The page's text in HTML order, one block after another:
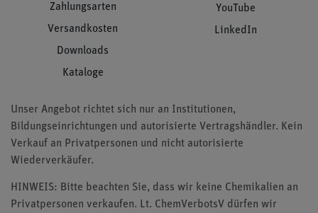
Zahlungsarten
Versandkosten
Downloads
Kataloge
YouTube
LinkedIn
Unser Angebot richtet sich nur an Institutionen,
Bildungseinrichtungen und autorisierte Vertragshändler. Kein
Verkauf an Privatpersonen und nicht autorisierte
Wiederverkäufer.
HINWEIS: Bitte beachten Sie, dass wir keine Chemikalien an
Privatpersonen verkaufen. Lt. ChemVerbotsV dürfen wir